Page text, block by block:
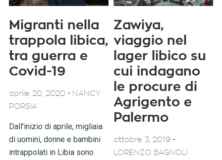
Migranti nella
trappola libica,
tra guerra e
Covid-19
aprile 20, 2020- NANCY
PORSIA
Dall'inizio di aprile, migliaia
di uomini, donne e bambini
intrappolati in Libia sono
Zawiya,
viaggio nel
lager libico su
cui indagano
le procure di
Agrigento e
Palermo
ottobre 3, 2019 -
LORENZO BAGNOLI